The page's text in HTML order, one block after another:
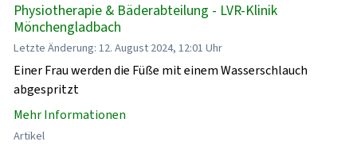
Physiotherapie & Bäderabteilung - LVR-Klinik
Mönchengladbach
Letzte Änderung: 12. August 2024, 12:01 Uhr
Einer Frau werden die Füße mit einem Wasserschlauch
abgespritzt
Mehr Informationen
Artikel